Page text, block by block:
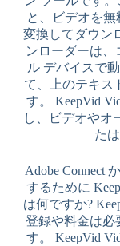
と、ビデオを無
変換してダウン
ンローダーは、
ル デバイスで
て、上のテキス
す。 KeepVid
し、ビデオやオ
た
Adobe Connect
するために
は何ですか?
登録や料金は必
す。 KeepVid